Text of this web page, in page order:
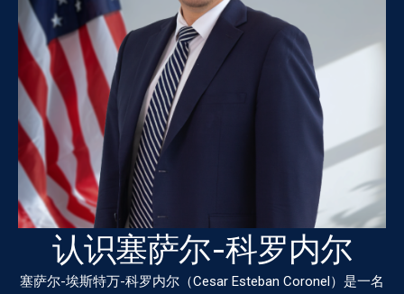
认识塞萨尔-科罗内尔
塞萨尔-埃斯特万-科罗内尔（Cesar Esteban Coronel）是一名